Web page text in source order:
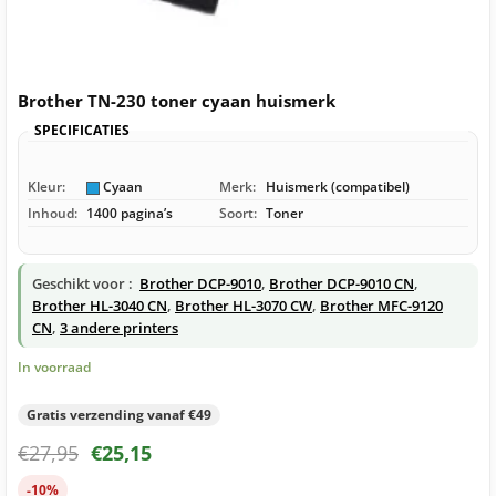
Brother TN-230 toner cyaan huismerk
SPECIFICATIES
Kleur: Cyaan Merk: Huismerk (compatibel)
Inhoud: 1400 pagina’s Soort: Toner
Geschikt voor : Brother DCP-9010, Brother DCP-9010 CN,
Brother HL-3040 CN, Brother HL-3070 CW, Brother MFC-9120
CN, 3 andere printers
In voorraad
Gratis verzending vanaf €49
€27,95 €25,15
-10%